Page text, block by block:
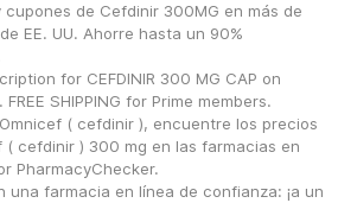
cupones de Cefdinir 300MG en más de
EE. UU. Ahorre hasta un 90%
for CEFDINIR 300 MG CAP on
SHIPPING for Prime members.
( cefdinir ), encuentre los precios
( cefdinir ) 300 mg en las farmacias en
PharmacyChecker.
una farmacia en línea de confianza: ¡a un